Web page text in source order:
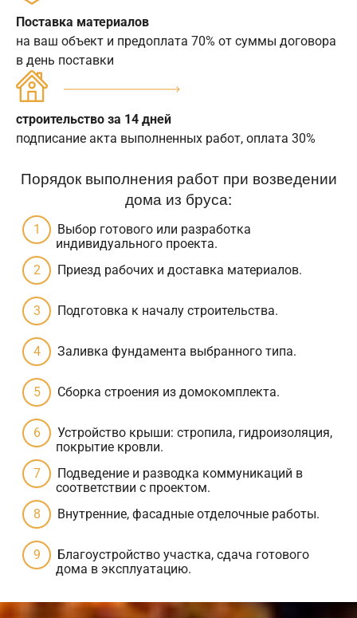
Поставка материалов
на ваш объект и предоплата 70% от суммы договора
в день поставки
строительство за 14 дней
подписание акта выполненных работ, оплата 30%
Порядок выполнения работ при возведении
дома из бруса:
Выбор готового или разработка
индивидуального проекта.
Приезд рабочих и доставка материалов.
Подготовка к началу строительства.
Заливка фундамента выбранного типа.
Сборка строения из домокомплекта.
Устройство крыши: стропила, гидроизоляция,
покрытие кровли.
Подведение и разводка коммуникаций в
соответствии с проектом.
Внутренние, фасадные отделочные работы.
Благоустройство участка, сдача готового
дома в эксплуатацию.